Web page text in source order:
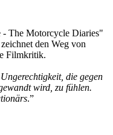
- The Motorcycle Diaries"
den Weg von
Filmkritik.
die gegen
wird, zu fühlen.
.”